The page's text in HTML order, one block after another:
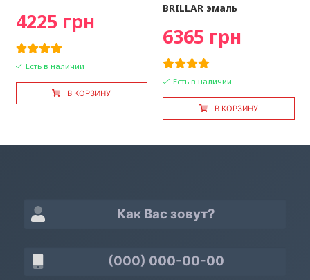
4225 грн
Есть в наличии
В КОРЗИНУ
BRILLAR эмаль
6365 грн
Есть в наличии
В КОРЗИНУ